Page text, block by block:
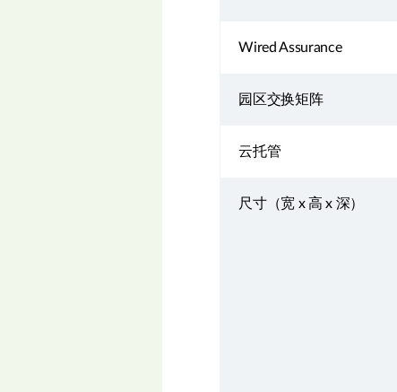
Wired Assurance
园区交换矩阵
云托管
尺寸（宽 x 高 x 深）